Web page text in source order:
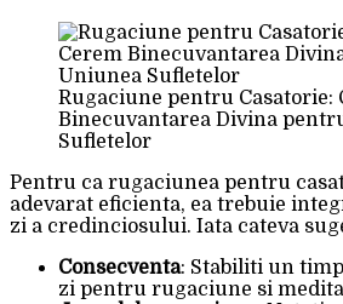
Rugaciune pentru Casatorie:
Binecuvantarea Divina
Sufletelor
Pentru ca rugaciunea pentru
adevarat eficienta, ea trebuie
zi a credinciosului. Iata cateva
Consecventa: Stabiliti un
zi pentru rugaciune si